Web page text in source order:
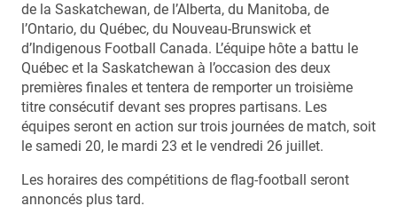
de la Saskatchewan, de l’Alberta, du Manitoba, de
l’Ontario, du Québec, du Nouveau-Brunswick et
d’Indigenous Football Canada. L’équipe hôte a battu le
Québec et la Saskatchewan à l’occasion des deux
premières finales et tentera de remporter un troisième
titre consécutif devant ses propres partisans. Les
équipes seront en action sur trois journées de match, soit
le samedi 20, le mardi 23 et le vendredi 26 juillet.
Les horaires des compétitions de flag-football seront
annoncés plus tard.